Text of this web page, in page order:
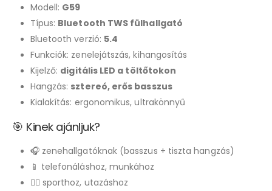
Modell: G59
Típus: Bluetooth TWS fülhallgató
Bluetooth verzió: 5.4
Funkciók: zenelejátszás, kihangosítás
Kijelző: digitális LED a töltőtokon
Hangzás: sztereó, erős basszus
Kialakítás: ergonomikus, ultrakönnyű
🎯 Kinek ajánljuk?
🎧 zenehallgatóknak (basszus + tiszta hangzás)
📱 telefonáláshoz, munkához
🚶‍♂️ sporthoz, utazáshoz